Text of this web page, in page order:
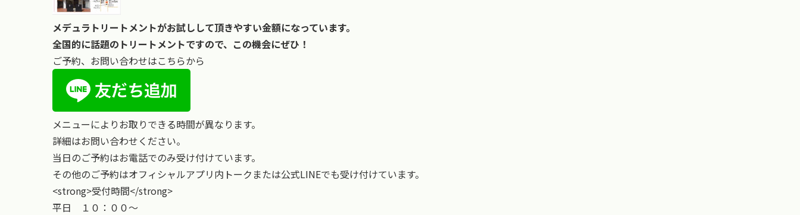
メデュラトリートメントがお試しして頂きやすい金額になっています。
全国的に話題のトリートメントですので、この機会にぜひ！
ご予約、お問い合わせはこちらから
メニューによりお取りできる時間が異なります。
詳細はお問い合わせください。
当日のご予約はお電話でのみ受け付けています。
その他のご予約はオフィシャルアプリ内トークまたは公式LINEでも受け付けています。
<strong>受付時間</strong>
平日 １０：００〜